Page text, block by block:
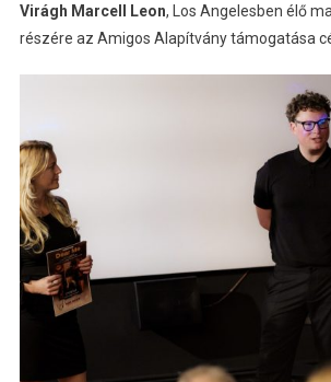
Virágh Marcell Leon, Los Angelesben élő
részére az Amigos Alapítvány támogatása